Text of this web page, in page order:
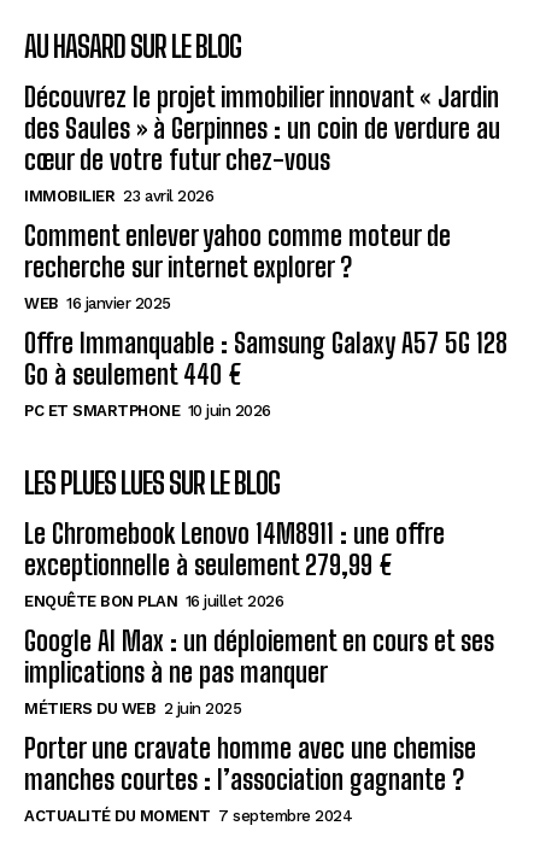
AU HASARD SUR LE BLOG
Découvrez le projet immobilier innovant « Jardin
des Saules » à Gerpinnes : un coin de verdure au
cœur de votre futur chez-vous
IMMOBILIER 23 avril 2026
Comment enlever yahoo comme moteur de
recherche sur internet explorer ?
WEB 16 janvier 2025
Offre Immanquable : Samsung Galaxy A57 5G 128
Go à seulement 440 €
PC ET SMARTPHONE 10 juin 2026
LES PLUES LUES SUR LE BLOG
Le Chromebook Lenovo 14M8911 : une offre
exceptionnelle à seulement 279,99 €
ENQUÊTE BON PLAN 16 juillet 2026
Google AI Max : un déploiement en cours et ses
implications à ne pas manquer
MÉTIERS DU WEB 2 juin 2025
Porter une cravate homme avec une chemise
manches courtes : l’association gagnante ?
ACTUALITÉ DU MOMENT 7 septembre 2024